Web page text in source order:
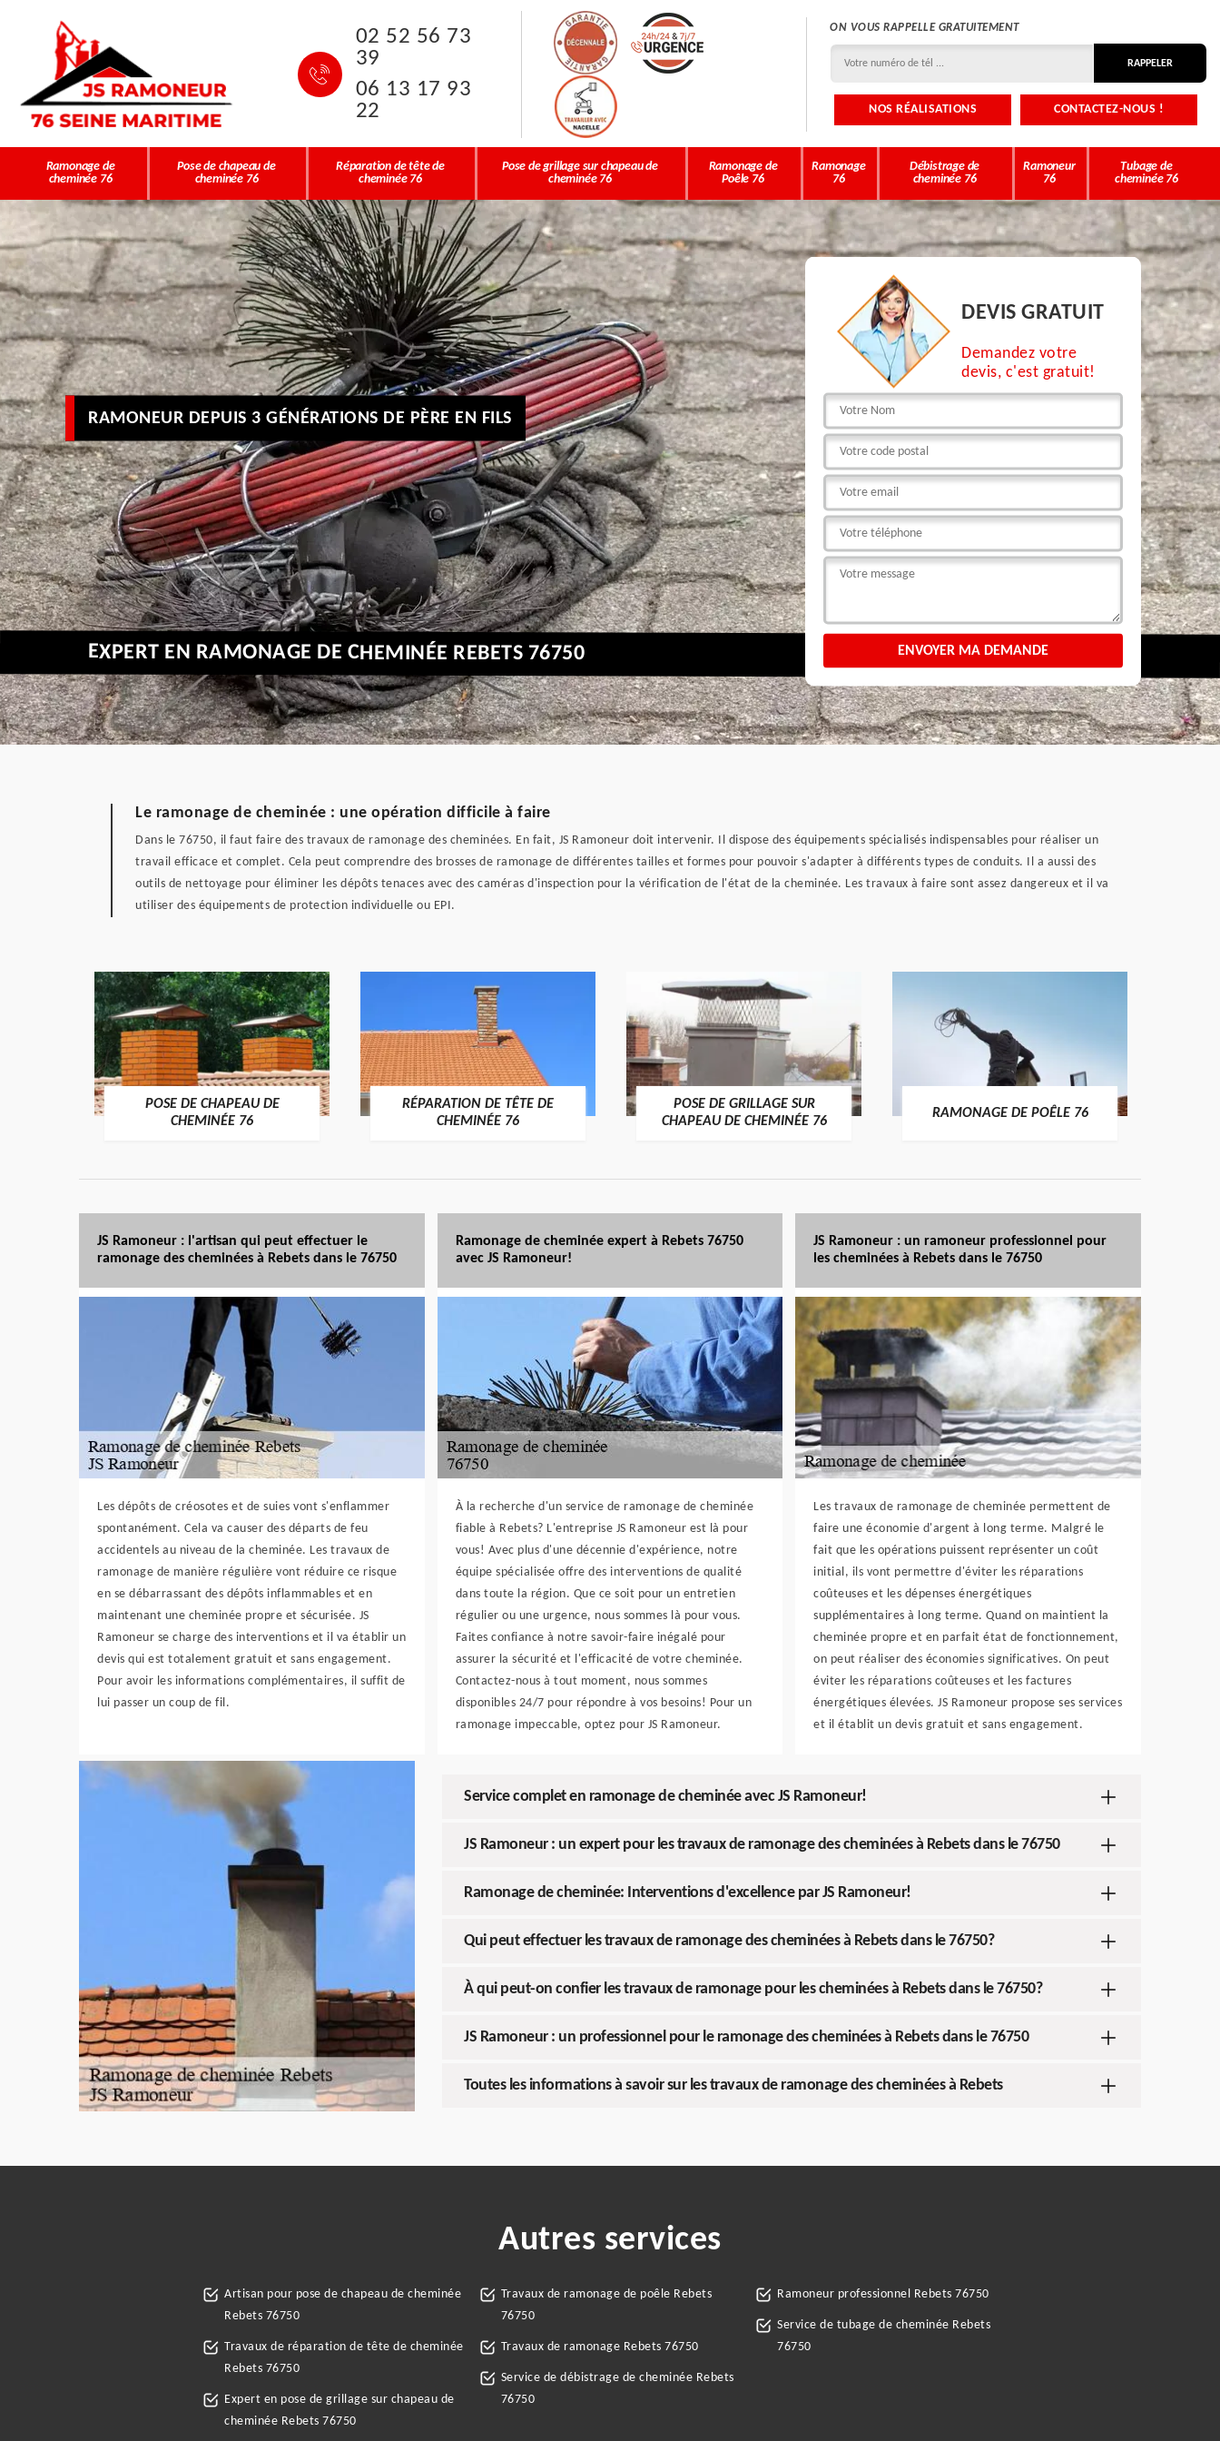
02 52 56 73
39
06 13 17 93
22
ON VOUS RAPPELLE GRATUITEMENT
NOS RÉALISATIONS CONTACTEZ-NOUS !
Ramonage de
cheminée 76
Pose de chapeau de
cheminée 76
Réparation de tête de
cheminée 76
Pose de grillage sur chapeau de
cheminée 76
Ramonage de
Poêle 76
Ramonage
76
Débistrage de
cheminée 76
Ramoneur
76
Tubage de
cheminée 76
DEVIS GRATUIT
Demandez votre
devis, c'est gratuit!
RAMONEUR DEPUIS 3 GÉNÉRATIONS DE PÈRE EN FILS
EXPERT EN RAMONAGE DE CHEMINÉE REBETS 76750
Le ramonage de cheminée : une opération difficile à faire
Dans le 76750, il faut faire des travaux de ramonage des cheminées. En fait, JS Ramoneur doit intervenir. Il dispose des équipements spécialisés indispensables pour réaliser un
travail efficace et complet. Cela peut comprendre des brosses de ramonage de différentes tailles et formes pour pouvoir s'adapter à différents types de conduits. Il a aussi des
outils de nettoyage pour éliminer les dépôts tenaces avec des caméras d'inspection pour la vérification de l'état de la cheminée. Les travaux à faire sont assez dangereux et il va
utiliser des équipements de protection individuelle ou EPI.
POSE DE CHAPEAU DE
CHEMINÉE 76
RÉPARATION DE TÊTE DE
CHEMINÉE 76
POSE DE GRILLAGE SUR
CHAPEAU DE CHEMINÉE 76
RAMONAGE DE POÊLE 76
JS Ramoneur : l'artisan qui peut effectuer le
ramonage des cheminées à Rebets dans le 76750
Les dépôts de créosotes et de suies vont s'enflammer
spontanément. Cela va causer des départs de feu
accidentels au niveau de la cheminée. Les travaux de
ramonage de manière régulière vont réduire ce risque
en se débarrassant des dépôts inflammables et en
maintenant une cheminée propre et sécurisée. JS
Ramoneur se charge des interventions et il va établir un
devis qui est totalement gratuit et sans engagement.
Pour avoir les informations complémentaires, il suffit de
lui passer un coup de fil.
Ramonage de cheminée expert à Rebets 76750
avec JS Ramoneur!
À la recherche d'un service de ramonage de cheminée
fiable à Rebets? L'entreprise JS Ramoneur est là pour
vous! Avec plus d'une décennie d'expérience, notre
équipe spécialisée offre des interventions de qualité
dans toute la région. Que ce soit pour un entretien
régulier ou une urgence, nous sommes là pour vous.
Faites confiance à notre savoir-faire inégalé pour
assurer la sécurité et l'efficacité de votre cheminée.
Contactez-nous à tout moment, nous sommes
disponibles 24/7 pour répondre à vos besoins! Pour un
ramonage impeccable, optez pour JS Ramoneur.
JS Ramoneur : un ramoneur professionnel pour
les cheminées à Rebets dans le 76750
Les travaux de ramonage de cheminée permettent de
faire une économie d'argent à long terme. Malgré le
fait que les opérations puissent représenter un coût
initial, ils vont permettre d'éviter les réparations
coûteuses et les dépenses énergétiques
supplémentaires à long terme. Quand on maintient la
cheminée propre et en parfait état de fonctionnement,
on peut réaliser des économies significatives. On peut
éviter les réparations coûteuses et les factures
énergétiques élevées. JS Ramoneur propose ses services
et il établit un devis gratuit et sans engagement.
Service complet en ramonage de cheminée avec JS Ramoneur!
JS Ramoneur : un expert pour les travaux de ramonage des cheminées à Rebets dans le 76750
Ramonage de cheminée: Interventions d'excellence par JS Ramoneur!
Qui peut effectuer les travaux de ramonage des cheminées à Rebets dans le 76750?
À qui peut-on confier les travaux de ramonage pour les cheminées à Rebets dans le 76750?
JS Ramoneur : un professionnel pour le ramonage des cheminées à Rebets dans le 76750
Toutes les informations à savoir sur les travaux de ramonage des cheminées à Rebets
Autres services
Artisan pour pose de chapeau de cheminée
Rebets 76750
Travaux de réparation de tête de cheminée
Rebets 76750
Expert en pose de grillage sur chapeau de
cheminée Rebets 76750
Travaux de ramonage de poêle Rebets
76750
Travaux de ramonage Rebets 76750
Service de débistrage de cheminée Rebets
76750
Ramoneur professionnel Rebets 76750
Service de tubage de cheminée Rebets
76750